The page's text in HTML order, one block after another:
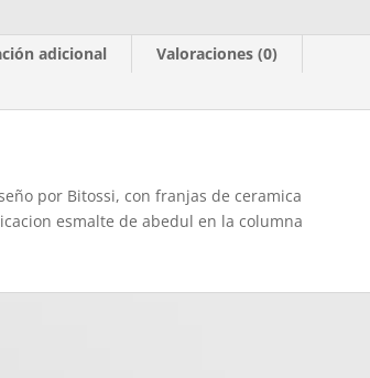
adicional
Valoraciones (0)
por Bitossi, con franjas de ceramica
esmalte de abedul en la columna